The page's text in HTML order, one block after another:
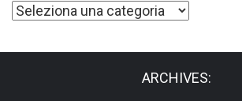
Categorie
ARCHIVES: